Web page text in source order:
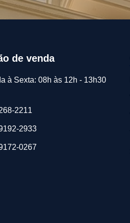
de venda
à Sexta: 08h às 12h - 13h30
2211
2933
0267